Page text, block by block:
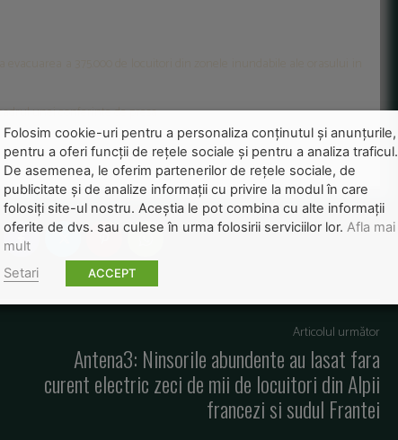
unei conferinte de presa.
Articolul următor
Antena3: Ninsorile abundente au lasat fara
curent electric zeci de mii de locuitori din Alpii
francezi si sudul Frantei
Folosim cookie-uri pentru a personaliza conținutul și anunțurile,
pentru a oferi funcții de rețele sociale și pentru a analiza traficul.
De asemenea, le oferim partenerilor de rețele sociale, de
publicitate și de analize informații cu privire la modul în care
folosiți site-ul nostru. Aceștia le pot combina cu alte informații
oferite de dvs. sau culese în urma folosirii serviciilor lor. Afla mai
mult
Setari
ACCEPT